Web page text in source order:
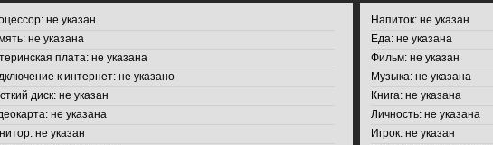
не указан
не указана
плата: не указана
к интернет: не указано
диск: не указан
не указана
не указан
Напиток: не указан
Еда: не указана
Фильм: не указан
Музыка: не указана
Книга: не указана
Личность: не указана
Игрок: не указан